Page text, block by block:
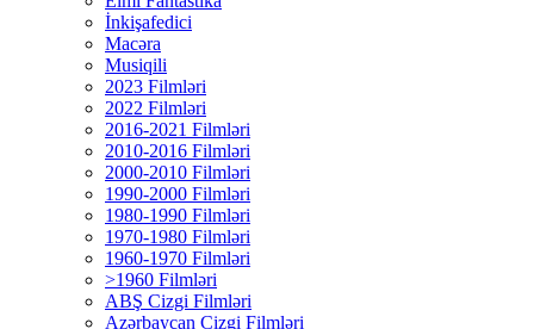
İnkişafedici
Macəra
Musiqili
2023 Filmləri
2022 Filmləri
2016-2021 Filmləri
2010-2016 Filmləri
2000-2010 Filmləri
1990-2000 Filmləri
1980-1990 Filmləri
1970-1980 Filmləri
1960-1970 Filmləri
>1960 Filmləri
ABŞ Cizgi Filmləri
Azərbaycan Cizgi Filmləri